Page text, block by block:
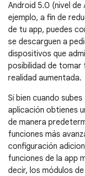
Android 5.0 (nivel
ejemplo, a fin de
de tu app, puedes
se descarguen a
dispositivos que
posibilidad de
realidad aumentada.
Si bien cuando
aplicación obtienes
de manera
funciones más
configuración
funciones de la app
decir, los módulos